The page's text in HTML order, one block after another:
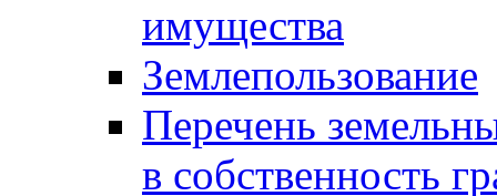
имущества
Землепользование
Перечень
в собственность